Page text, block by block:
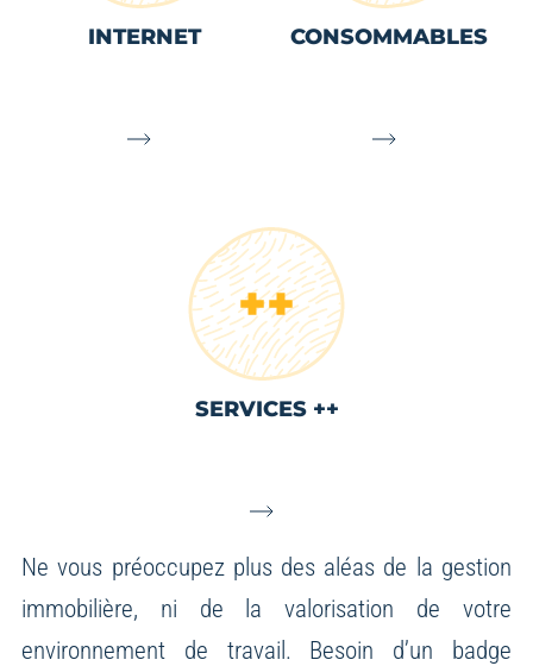
INTERNET CONSOMMABLES
SERVICES ++
Ne vous préoccupez plus des aléas de la gestion
immobilière, ni de la valorisation de votre
environnement de travail. Besoin d’un badge